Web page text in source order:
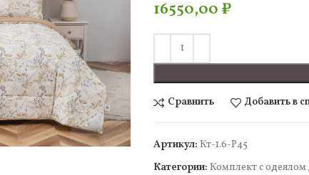
16550,00₽
Сравнить Добавить в
Артикул: Кт-1.6-Р45
Категории: Комплект c одеялом ,